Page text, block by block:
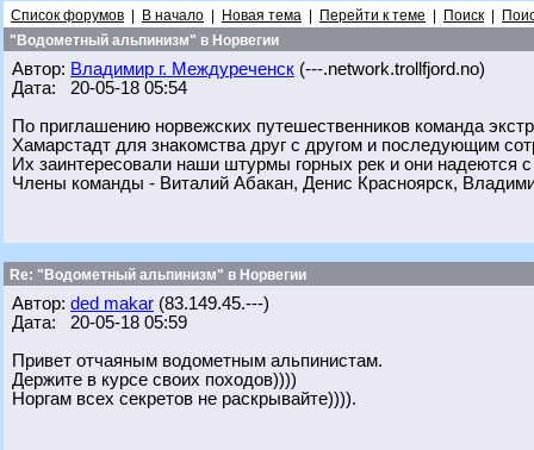
Список форумов В начало Новая тема Перейти к теме Поиск
"Водометный альпинизм" в Норвегии
Автор: Владимир г. Междуреченск (---.network.trollfjord.no)
Дата: 20-05-18 05:54
По приглашению норвежских путешественников команда
Хамарстадт для знакомства друг с другом и последующим
Их заинтересовали наши штурмы горных рек и они
Члены команды - Виталий Абакан, Денис Красноярск,
Re: "Водометный альпинизм" в Норвегии
Автор: ded makar (83.149.45.---)
Дата: 20-05-18 05:59
Привет отчаяным водометным альпинистам.
Держите в курсе своих походов))))
Норгам всех секретов не раскрывайте)))).